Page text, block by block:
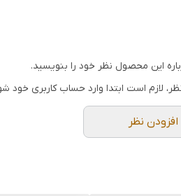
فنری
این محصول نظر خود را بنویسید.
لازم است ابتدا وارد حساب کاربری خود
افزودن نظر